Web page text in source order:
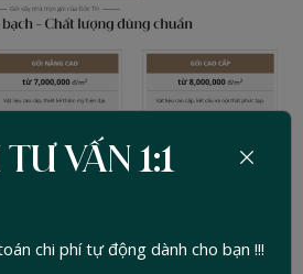
của Đức Tín Construction
VẤN 1:1
chi phí tự động dành cho bạn !!!